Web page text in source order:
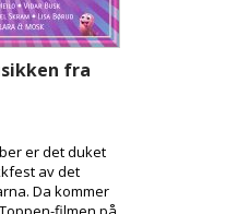
fra
er det duket
av det
Da kommer